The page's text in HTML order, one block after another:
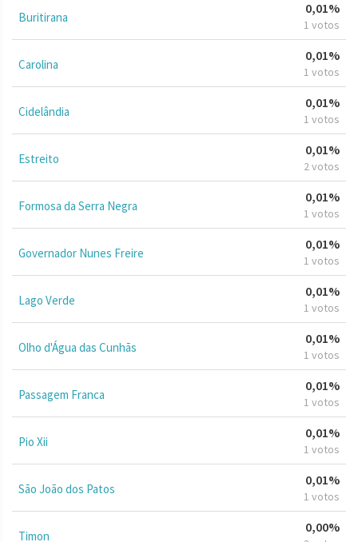
Buritirana
0,01%
1 votos
Carolina
0,01%
1 votos
Cidelândia
0,01%
1 votos
Estreito
0,01%
2 votos
Formosa da Serra Negra
0,01%
1 votos
Governador Nunes Freire
0,01%
1 votos
Lago Verde
0,01%
1 votos
Olho d'Água das Cunhãs
0,01%
1 votos
Passagem Franca
0,01%
1 votos
Pio Xii
0,01%
1 votos
São João dos Patos
0,01%
1 votos
Timon
0,00%